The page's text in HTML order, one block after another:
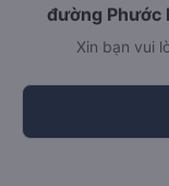
đường Phước
Xin bạn vui